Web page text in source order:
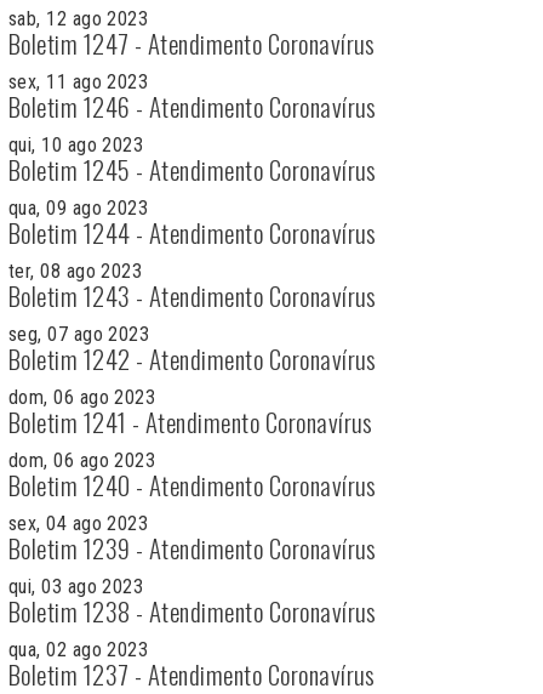
sab, 12 ago 2023
Boletim 1247 - Atendimento Coronavírus
sex, 11 ago 2023
Boletim 1246 - Atendimento Coronavírus
qui, 10 ago 2023
Boletim 1245 - Atendimento Coronavírus
qua, 09 ago 2023
Boletim 1244 - Atendimento Coronavírus
ter, 08 ago 2023
Boletim 1243 - Atendimento Coronavírus
seg, 07 ago 2023
Boletim 1242 - Atendimento Coronavírus
dom, 06 ago 2023
Boletim 1241 - Atendimento Coronavírus
dom, 06 ago 2023
Boletim 1240 - Atendimento Coronavírus
sex, 04 ago 2023
Boletim 1239 - Atendimento Coronavírus
qui, 03 ago 2023
Boletim 1238 - Atendimento Coronavírus
qua, 02 ago 2023
Boletim 1237 - Atendimento Coronavírus